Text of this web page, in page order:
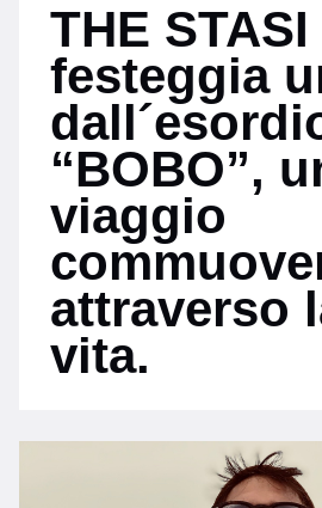
THE STASI
festeggia
“BOBO”,
viaggio
attraverso
vita.